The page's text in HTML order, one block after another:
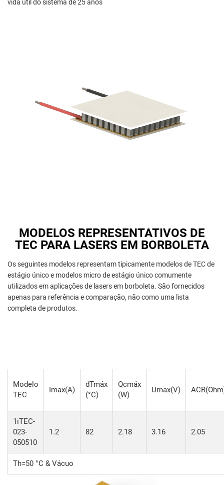
vida útil do sistema de 25 anos
MODELOS REPRESENTATIVOS DE
TEC PARA LASERS EM BORBOLETA
Os seguintes modelos representam tipicamente modelos de TEC de
estágio único e modelos micro de estágio único comumente
utilizados em aplicações de lasers em borboleta. São fornecidos
apenas para referência e comparação, não como uma lista
completa de produtos.
Modelo
TEC
Imax(A)
dTmáx
(°C)
Qcmáx
(W)
Umax(V)
1iTEC-
023-
050510
1.2 82 2.18 3.16 2.05
Th=50 °C & Vácuo